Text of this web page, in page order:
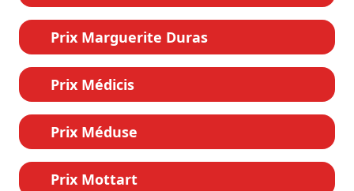
Prix Marguerite Duras
Prix Médicis
Prix Méduse
Prix Mottart